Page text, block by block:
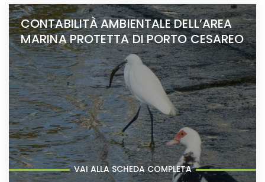
CONTABILITÀ AMBIENTALE DELL’AREA
MARINA PROTETTA DI PORTO CESAREO
VAI ALLA SCHEDA COMPLETA